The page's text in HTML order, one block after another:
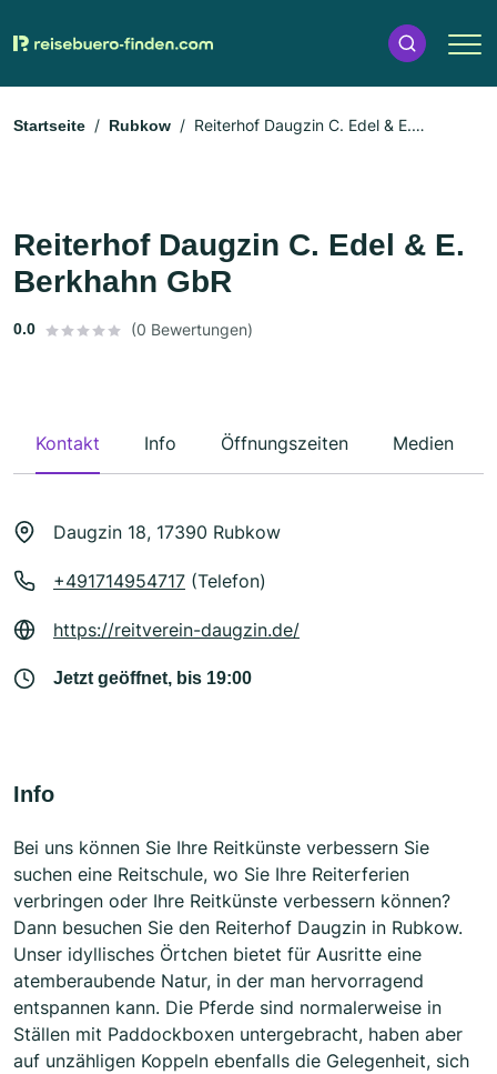
Startseite Rubkow
Reiterhof Daugzin C. Edel & E.
Reiterhof Daugzin C. Edel & E.
Berkhahn GbR
0.0 (0 Bewertungen)
Kontakt Info Öffnungszeiten Medien
Daugzin 18, 17390 Rubkow
+491714954717 (Telefon)
https://reitverein-daugzin.de/
Jetzt geöffnet, bis 19:00
Info
Bei uns können Sie Ihre Reitkünste verbessern Sie
suchen eine Reitschule, wo Sie Ihre Reiterferien
verbringen oder Ihre Reitkünste verbessern können?
Dann besuchen Sie den Reiterhof Daugzin in Rubkow.
Unser idyllisches Örtchen bietet für Ausritte eine
atemberaubende Natur, in der man hervorragend
entspannen kann. Die Pferde sind normalerweise in
Ställen mit Paddockboxen untergebracht, haben aber
auf unzähligen Koppeln ebenfalls die Gelegenheit, sich